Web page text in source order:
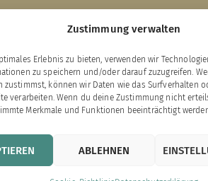
Zustimmung verwalten
Erlebnis zu bieten, verwenden wir
zu speichern und/oder darauf zuzugreifen.
zustimmst, können wir Daten wie das Surfverhalten
verarbeiten. Wenn du deine Zustimmung nicht
Merkmale und Funktionen beeinträchtigt
ABLEHNEN
Links zu unseren Partnerverlagen
Exklusiv
Bärenklau
Verlag
Richtlinie (EU)